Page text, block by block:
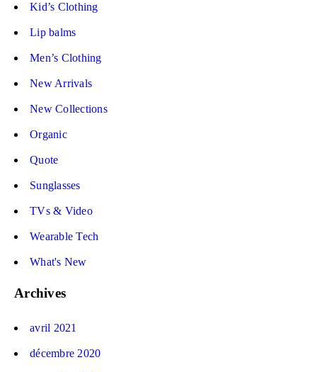
Kid’s Clothing
Lip balms
Men’s Clothing
New Arrivals
New Collections
Organic
Quote
Sunglasses
TVs & Video
Wearable Tech
What's New
Archives
avril 2021
décembre 2020